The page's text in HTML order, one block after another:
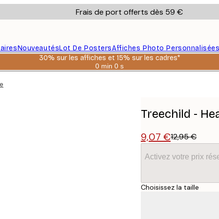
Frais de port offerts dès 59 €
NouveautésLot De PostersAffiches Photo
30% sur les affiches et 15% sur les cadres*
0 min 0 s
Valable
Treechild -
9,07 €12,95 €
Activez votre prix
Choisissez la taille